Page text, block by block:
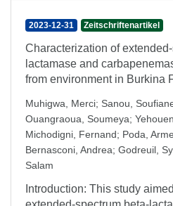
2023-12-31 Zeitschriftenartikel
Characterization of
lactamase and
from environment in Burkina
Muhigwa, Merci; Sanou,
Ouangraoua, Soumeya;
Michodigni, Fernand; Poda,
Bernasconi, Andrea; Godreuil,
Salam
Introduction: This study